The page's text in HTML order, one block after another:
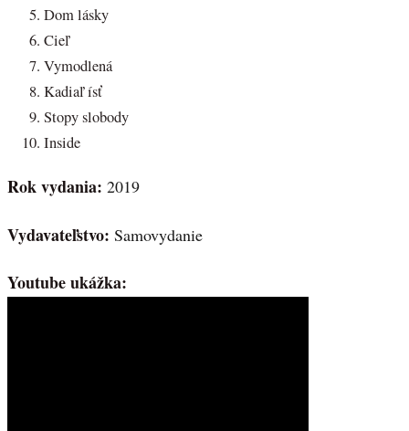
Dom lásky
Cieľ
Vymodlená
Kadiaľ ísť
Stopy slobody
Inside
Rok vydania: 2019
Vydavateľstvo: Samovydanie
Youtube ukážka: